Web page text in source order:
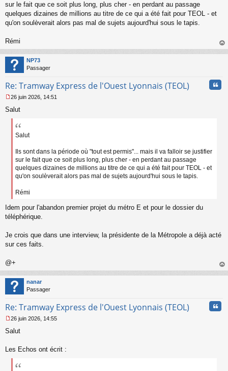
g
e
n
n
u
sur le fait que ce soit plus long, plus cher - en perdant au passage
quelques dizaines de millions au titre de ce qui a été fait pour TEOL - et
qu'on soulèverait alors pas mal de sujets aujourd'hui sous le tapis.
Rémi
au
NP73
Passager
Re: Tramway Express de l'Ouest Lyonnais (TEOL)
e
s
26 juin 2026, 14:51
Salut
Salut
Ils sont dans la période où "tout est permis"... mais il va falloir se justifier
sur le fait que ce soit plus long, plus cher - en perdant au passage
quelques dizaines de millions au titre de ce qui a été fait pour TEOL - et
qu'on soulèverait alors pas mal de sujets aujourd'hui sous le tapis.
Rémi
Idem pour l'abandon premier projet du métro E et pour le dossier du
téléphérique.
Je crois que dans une interview, la présidente de la Métropole a déjà acté
sur ces faits.
@+
au
nanar
Passager
Re: Tramway Express de l'Ouest Lyonnais (TEOL)
e
s
26 juin 2026, 14:55
Salut
Les Echos ont écrit :